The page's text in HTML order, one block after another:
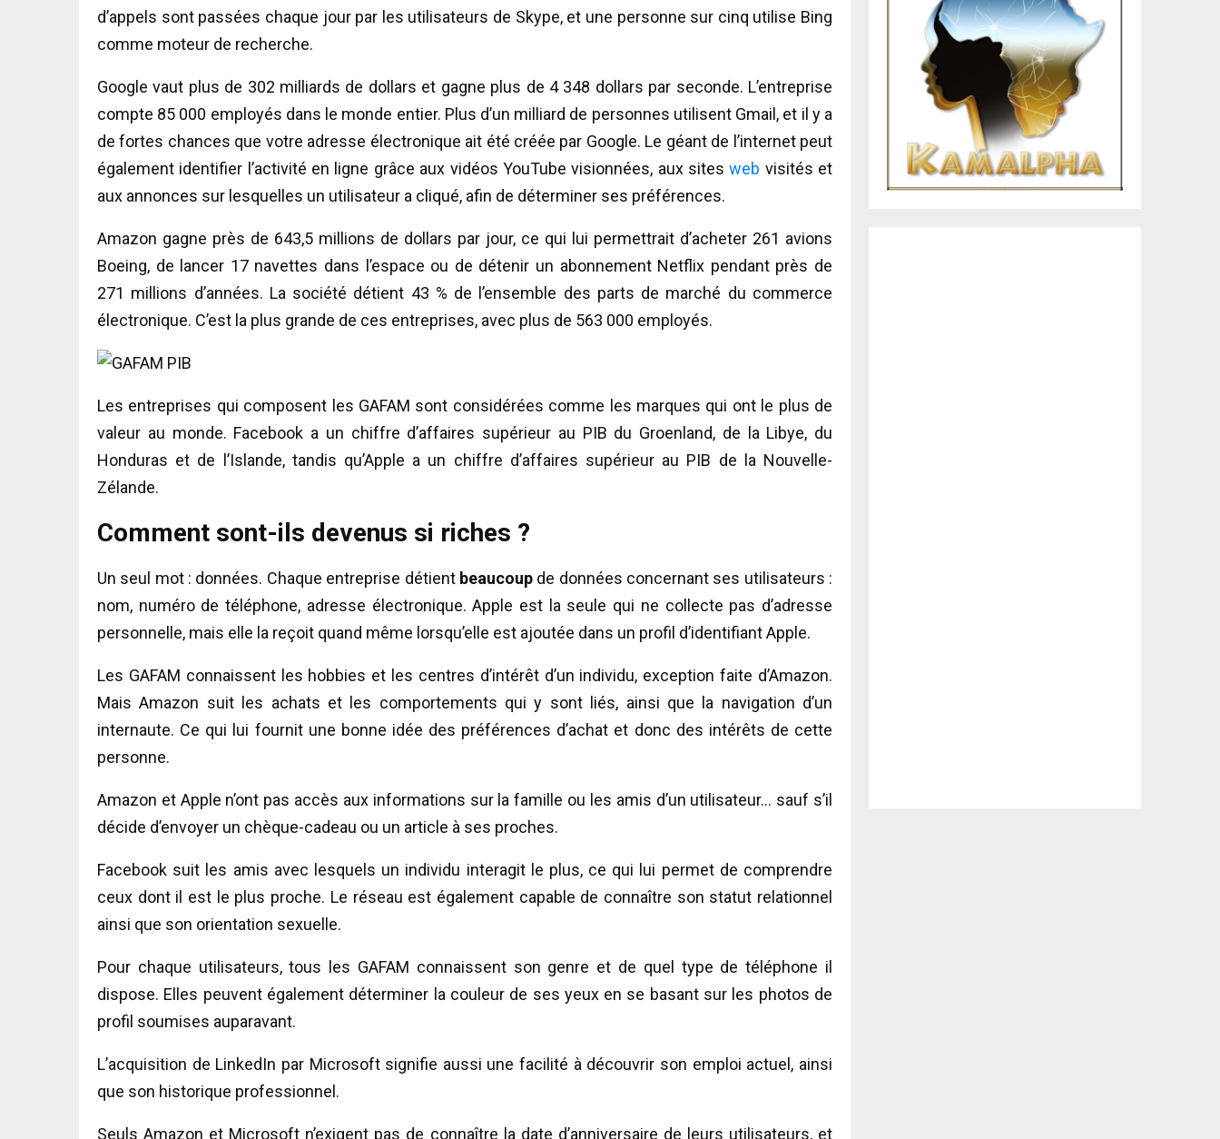
d’appels sont passées chaque jour par les utilisateurs de Skype, et une personne sur cinq utilise Bing
comme moteur de recherche.
Google vaut plus de 302 milliards de dollars et gagne plus de 4 348 dollars par seconde. L’entreprise
compte 85 000 employés dans le monde entier. Plus d’un milliard de personnes utilisent Gmail, et il y a
de fortes chances que votre adresse électronique ait été créée par Google. Le géant de l’internet peut
également identifier l’activité en ligne grâce aux vidéos YouTube visionnées, aux sitesweb visités et
aux annonces sur lesquelles un utilisateur a cliqué, afin de déterminer ses préférences.
Amazon gagne près de 643,5 millions de dollars par jour, ce qui lui permettrait d’acheter 261 avions
Boeing, de lancer 17 navettes dans l’espace ou de détenir un abonnement Netflix pendant près de
271 millions d’années. La société détient 43 % de l’ensemble des parts de marché du commerce
électronique. C’est la plus grande de ces entreprises, avec plus de 563 000 employés.
Les entreprises qui composent les GAFAM sont considérées comme les marques qui ont le plus de
valeur au monde. Facebook a un chiffre d’affaires supérieur au PIB du Groenland, de la Libye, du
Honduras et de l’Islande, tandis qu’Apple a un chiffre d’affaires supérieur au PIB de la Nouvelle-
Zélande.
Comment sont-ils devenus si riches ?
Un seul mot : données. Chaque entreprise détient beaucoupde données concernant ses utilisateurs :
nom, numéro de téléphone, adresse électronique. Apple est la seule qui ne collecte pas d’adresse
personnelle, mais elle la reçoit quand même lorsqu’elle est ajoutée dans un profil d’identifiant Apple.
Les GAFAM connaissent les hobbies et les centres d’intérêt d’un individu, exception faite d’Amazon.
Mais Amazon suit les achats et les comportements qui y sont liés, ainsi que la navigation d’un
internaute. Ce qui lui fournit une bonne idée des préférences d’achat et donc des intérêts de cette
personne.
Amazon et Apple n’ont pas accès aux informations sur la famille ou les amis d’un utilisateur… sauf s’il
décide d’envoyer un chèque-cadeau ou un article à ses proches.
Facebook suit les amis avec lesquels un individu interagit le plus, ce qui lui permet de comprendre
ceux dont il est le plus proche. Le réseau est également capable de connaître son statut relationnel
ainsi que son orientation sexuelle.
Pour chaque utilisateurs, tous les GAFAM connaissent son genre et de quel type de téléphone il
dispose. Elles peuvent également déterminer la couleur de ses yeux en se basant sur les photos de
profil soumises auparavant.
L’acquisition de LinkedIn par Microsoft signifie aussi une facilité à découvrir son emploi actuel, ainsi
que son historique professionnel.
Seuls Amazon et Microsoft n’exigent pas de connaître la date d’anniversaire de leurs utilisateurs, et